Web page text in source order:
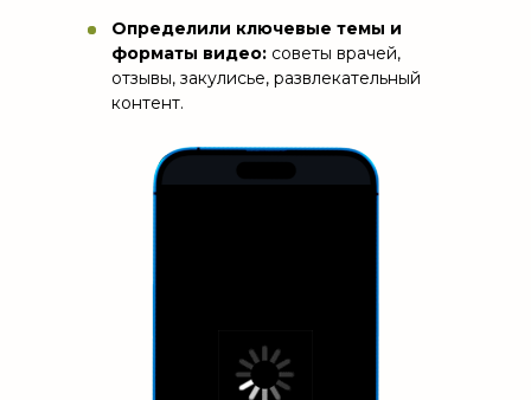
Определили ключевые темы и
форматы видео: советы врачей,
отзывы, закулисье, развлекательный
контент.